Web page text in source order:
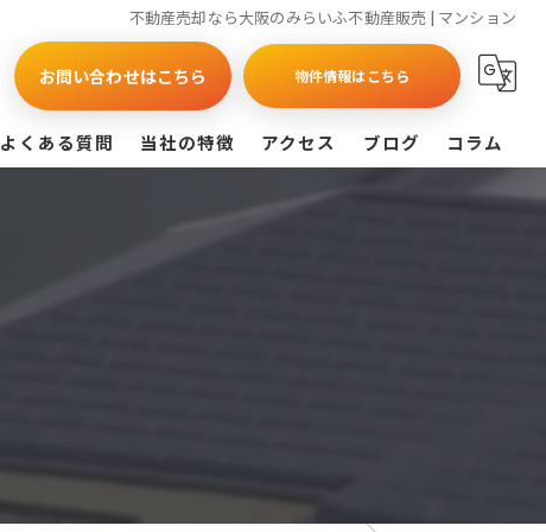
不動産売却なら大阪のみらいふ不動産販売 | マンション
お問い合わせはこちら 物件情報はこちら
よくある質問 当社の特徴 アクセス ブログ コラム